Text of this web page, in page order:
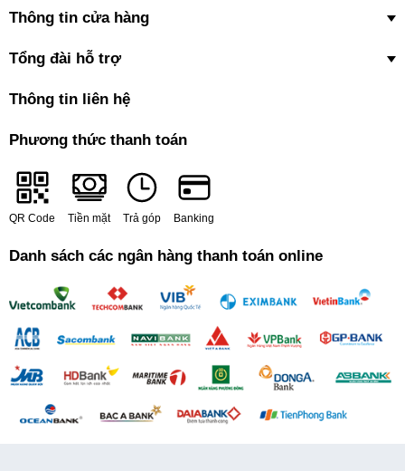
Thông tin cửa hàng
Tổng đài hỗ trợ
Thông tin liên hệ
Phương thức thanh toán
QR Code Tiền mặt Trả góp Banking
Danh sách các ngân hàng thanh toán online